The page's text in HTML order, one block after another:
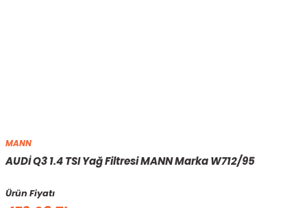
MANN
AUDİ Q3 1.4 TSI Yağ Filtresi MANN Marka W712/95
Ürün Fiyatı